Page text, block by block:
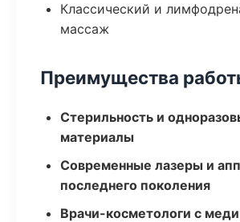
Классический и
массаж
Преимущества
Стерильность и
материалы
Современные лазеры и
последнего поколения
Врачи-косметологи с